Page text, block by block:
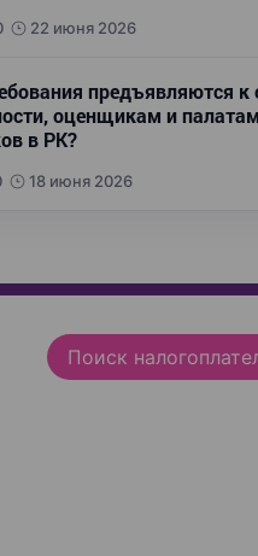
22 июня 2026
предъявляются к
оценщикам и палатам
в РК?
18 июня 2026
Поиск